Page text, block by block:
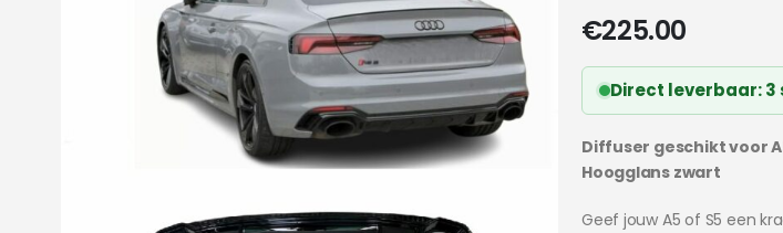
€225.00
Direct leverbaar:
Diffuser geschikt voor
Hoogglans zwart
Geef jouw A5 of S5 een